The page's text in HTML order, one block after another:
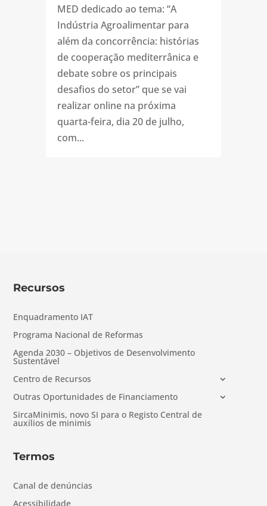
MED dedicado ao tema: “A
Indústria Agroalimentar para
além da concorrência: histórias
de cooperação mediterrânica e
debate sobre os principais
desafios do setor” que se vai
realizar online na próxima
quarta-feira, dia 20 de julho,
com...
Recursos
Enquadramento IAT
Programa Nacional de Reformas
Agenda 2030 – Objetivos de Desenvolvimento
Sustentável
Centro de Recursos
Outras Oportunidades de Financiamento
SircaMinimis, novo SI para o Registo Central de
auxílios de minimis
Termos
Canal de denúncias
Acessibilidade